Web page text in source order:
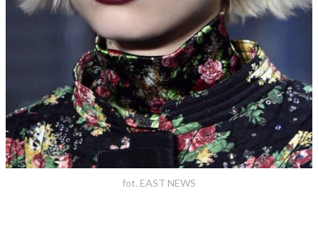
fot. EAST NEWS